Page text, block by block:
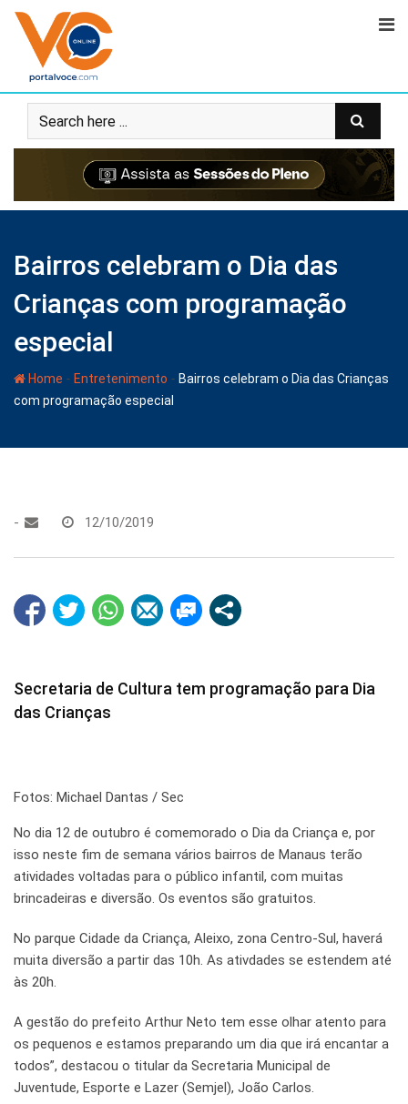
Bairros celebram o Dia das
Crianças com programação
especial
Home - Entretenimento - Bairros celebram o Dia das Crianças
com programação especial
- 12/10/2019
Secretaria de Cultura tem programação para Dia
das Crianças
Fotos: Michael Dantas / Sec
No dia 12 de outubro é comemorado o Dia da Criança e, por
isso neste fim de semana vários bairros de Manaus terão
atividades voltadas para o público infantil, com muitas
brincadeiras e diversão. Os eventos são gratuitos.
No parque Cidade da Criança, Aleixo, zona Centro-Sul, haverá
muita diversão a partir das 10h. As ativdades se estendem até
às 20h.
A gestão do prefeito Arthur Neto tem esse olhar atento para
os pequenos e estamos preparando um dia que irá encantar a
todos”, destacou o titular da Secretaria Municipal de
Juventude, Esporte e Lazer (Semjel), João Carlos.